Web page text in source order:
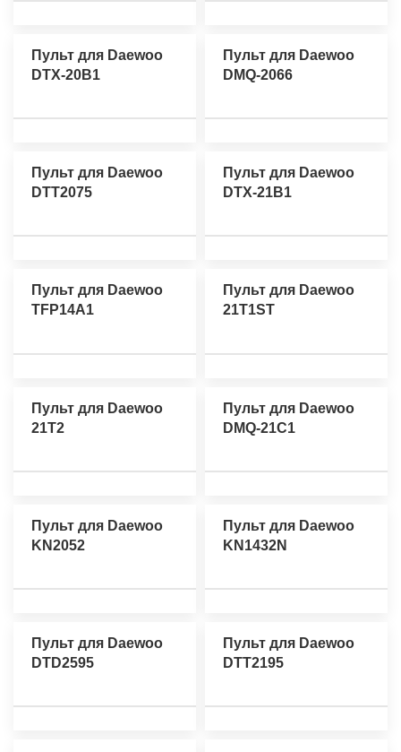
Пульт для Daewoo
DTX-20B1
Пульт для Daewoo
DMQ-2066
Пульт для Daewoo
DTT2075
Пульт для Daewoo
DTX-21B1
Пульт для Daewoo
TFP14A1
Пульт для Daewoo
21T1ST
Пульт для Daewoo
21T2
Пульт для Daewoo
DMQ-21C1
Пульт для Daewoo
KN2052
Пульт для Daewoo
KN1432N
Пульт для Daewoo
DTD2595
Пульт для Daewoo
DTT2195